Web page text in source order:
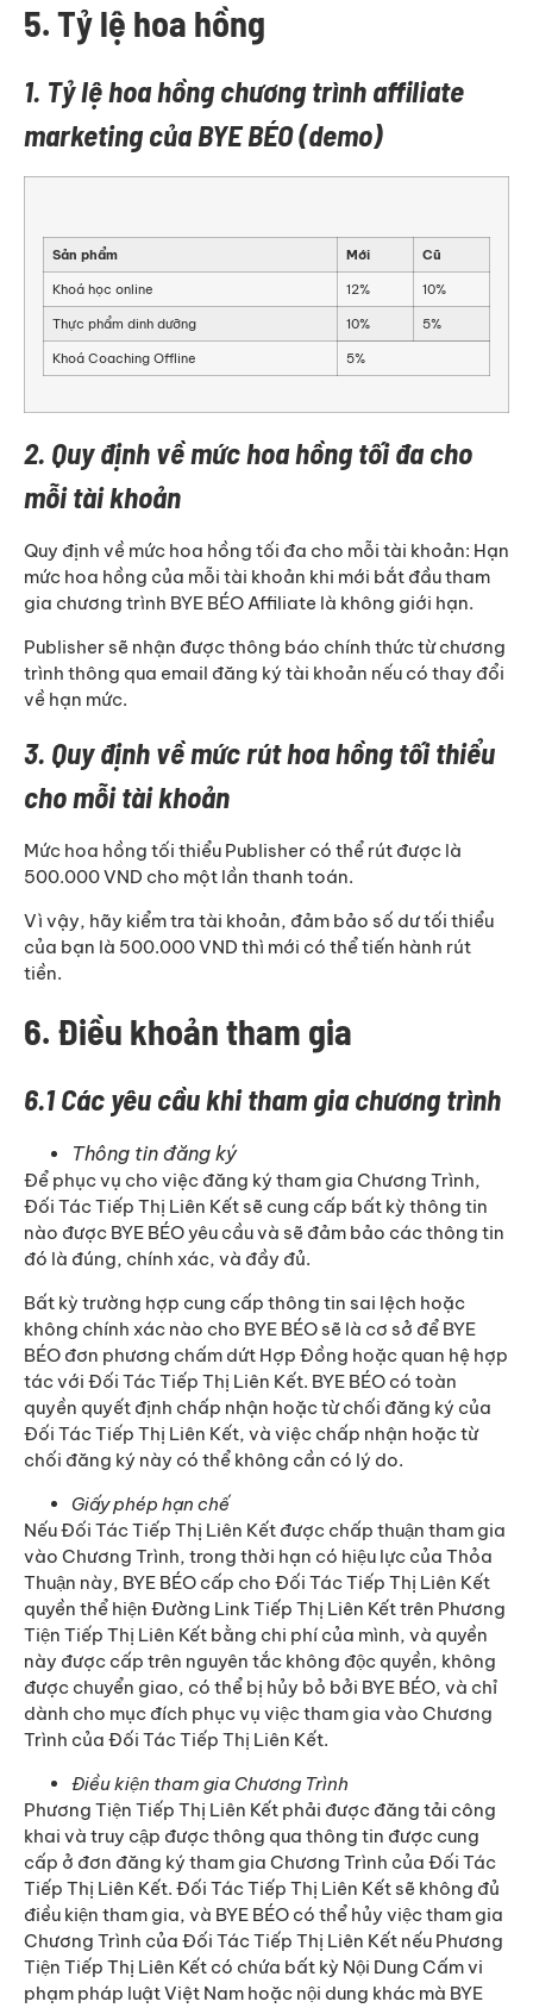
5. Tỷ lệ hoa hồng
1. Tỷ lệ hoa hồng chương trình affiliate
marketing của BYE BÉO (demo)
Sản phẩm Mới Cũ
Khoá học online 12% 10%
Thực phẩm dinh dưỡng 10% 5%
Khoá Coaching Offline 5%
2. Quy định về mức hoa hồng tối đa cho
mỗi tài khoản
Quy định về mức hoa hồng tối đa cho mỗi tài khoản: Hạn
mức hoa hồng của mỗi tài khoản khi mới bắt đầu tham
gia chương trình BYE BÉO Affiliate là không giới hạn.
Publisher sẽ nhận được thông báo chính thức từ chương
trình thông qua email đăng ký tài khoản nếu có thay đổi
về hạn mức.
3. Quy định về mức rút hoa hồng tối thiểu
cho mỗi tài khoản
Mức hoa hồng tối thiểu Publisher có thể rút được là
500.000 VND cho một lần thanh toán.
Vì vậy, hãy kiểm tra tài khoản, đảm bảo số dư tối thiểu
của bạn là 500.000 VND thì mới có thể tiến hành rút
tiền.
6. Điều khoản tham gia
6.1 Các yêu cầu khi tham gia chương trình
Thông tin đăng ký
Để phục vụ cho việc đăng ký tham gia Chương Trình,
Đối Tác Tiếp Thị Liên Kết sẽ cung cấp bất kỳ thông tin
nào được BYE BÉO yêu cầu và sẽ đảm bảo các thông tin
đó là đúng, chính xác, và đầy đủ.
Bất kỳ trường hợp cung cấp thông tin sai lệch hoặc
không chính xác nào cho BYE BÉO sẽ là cơ sở để BYE
BÉO đơn phương chấm dứt Hợp Đồng hoặc quan hệ hợp
tác với Đối Tác Tiếp Thị Liên Kết. BYE BÉO có toàn
quyền quyết định chấp nhận hoặc từ chối đăng ký của
Đối Tác Tiếp Thị Liên Kết, và việc chấp nhận hoặc từ
chối đăng ký này có thể không cần có lý do.
Giấy phép hạn chế
Nếu Đối Tác Tiếp Thị Liên Kết được chấp thuận tham gia
vào Chương Trình, trong thời hạn có hiệu lực của Thỏa
Thuận này, BYE BÉO cấp cho Đối Tác Tiếp Thị Liên Kết
quyền thể hiện Đường Link Tiếp Thị Liên Kết trên Phương
Tiện Tiếp Thị Liên Kết bằng chi phí của mình, và quyền
này được cấp trên nguyên tắc không độc quyền, không
được chuyển giao, có thể bị hủy bỏ bởi BYE BÉO, và chỉ
dành cho mục đích phục vụ việc tham gia vào Chương
Trình của Đối Tác Tiếp Thị Liên Kết.
Điều kiện tham gia Chương Trình
Phương Tiện Tiếp Thị Liên Kết phải được đăng tải công
khai và truy cập được thông qua thông tin được cung
cấp ở đơn đăng ký tham gia Chương Trình của Đối Tác
Tiếp Thị Liên Kết. Đối Tác Tiếp Thị Liên Kết sẽ không đủ
điều kiện tham gia, và BYE BÉO có thể hủy việc tham gia
Chương Trình của Đối Tác Tiếp Thị Liên Kết nếu Phương
Tiện Tiếp Thị Liên Kết có chứa bất kỳ Nội Dung Cấm vi
phạm pháp luật Việt Nam hoặc nội dung khác mà BYE